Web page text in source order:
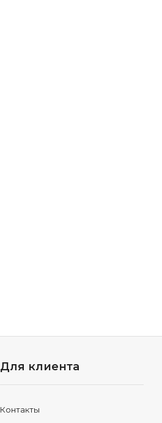
Для клиента
Контакты